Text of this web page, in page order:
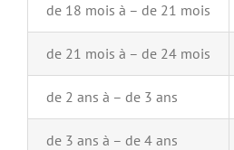
de 18 mois à – de 21 mois
de 21 mois à – de 24 mois
de 2 ans à – de 3 ans
de 3 ans à – de 4 ans